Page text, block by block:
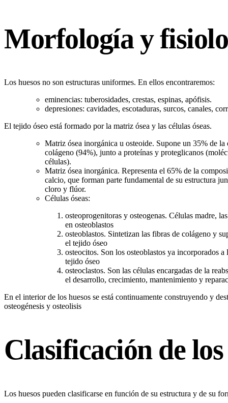
Morfología y
Los huesos no son estructuras uniformes. En ellos encontraremos:
eminencias: tuberosidades, crestas, espinas, apófisis.
depresiones: cavidades, escotaduras, surcos, canales,
El tejido óseo está formado por la matriz ósea y las células óseas.
Matriz ósea inorgánica u osteoide. Supone un 35% de
colágeno (94%), junto a proteínas y proteglicanos
células).
Matriz ósea inorgánica. Representa el 65% de la
calcio, que forman parte fundamental de su estructura
cloro y flúor.
Células óseas:
osteoprogenitoras y osteogenas. Células madre,
en osteoblastos
osteoblastos. Sintetizan las fibras de colágeno y
el tejido óseo
osteocitos. Son los osteoblastos ya incorporados
tejido óseo
osteoclastos. Son las células encargadas de la
el desarrollo, crecimiento, mantenimiento y
En el interior de los huesos se está continuamente construyendo y
osteogénesis y osteolisis
Clasificación de los
Los huesos pueden clasificarse en función de su estructura y de su